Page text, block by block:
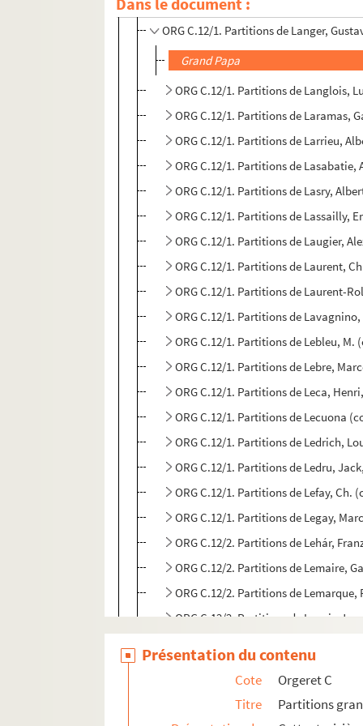
ORG C.12/1. Partitions de Lang,
ORG C.12/1. Partitions de Langer,
Grand Papa
ORG C.12/1. Partitions de Langlois,
ORG C.12/1. Partitions de Laramas,
ORG C.12/1. Partitions de Larrieu,
ORG C.12/1. Partitions de
ORG C.12/1. Partitions de Lasry,
ORG C.12/1. Partitions de Lassailly,
ORG C.12/1. Partitions de Laugier,
ORG C.12/1. Partitions de Laurent,
ORG C.12/1. Partitions de Laurent-
ORG C.12/1. Partitions de
ORG C.12/1. Partitions de Lebleu, M.
ORG C.12/1. Partitions de Lebre,
ORG C.12/1. Partitions de Leca,
ORG C.12/1. Partitions de Lecuona
ORG C.12/1. Partitions de Ledrich,
ORG C.12/1. Partitions de Ledru,
ORG C.12/1. Partitions de Lefay, Ch.
ORG C.12/1. Partitions de Legay,
ORG C.12/2. Partitions de Lehár,
ORG C.12/2. Partitions de Lemaire,
ORG C.12/2. Partitions de
ORG C.12/2. Partitions de Lenoir,
Présentation du contenu
Cote
Orgeret C
Titre
Partitions